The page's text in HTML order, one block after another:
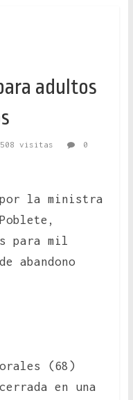
adultos
visitas 0
por la ministra
para mil
abandono
(68)
en una